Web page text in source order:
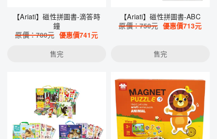
【Ariati】磁性拼圖書-滴答時
鐘
原價：780元 優惠價741元
售完
【Ariati】磁性拼圖書-ABC
原價：750元 優惠價713元
售完